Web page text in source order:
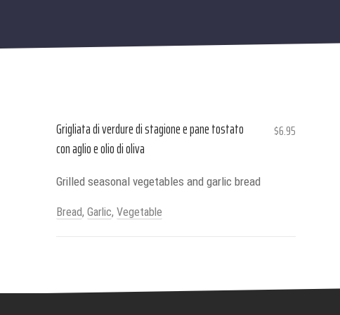
Grigliata di verdure di stagione e pane tostato
con aglio e olio di oliva
$6.95
Grilled seasonal vegetables and garlic bread
Bread, Garlic, Vegetable